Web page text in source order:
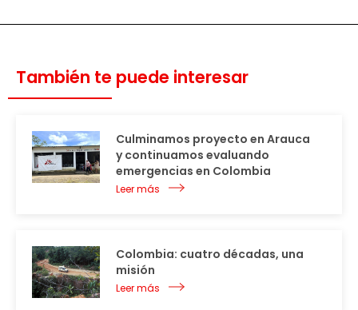
También te puede interesar
Culminamos proyecto en Arauca
y continuamos evaluando
emergencias en Colombia
Leer más
Colombia: cuatro décadas, una
misión
Leer más